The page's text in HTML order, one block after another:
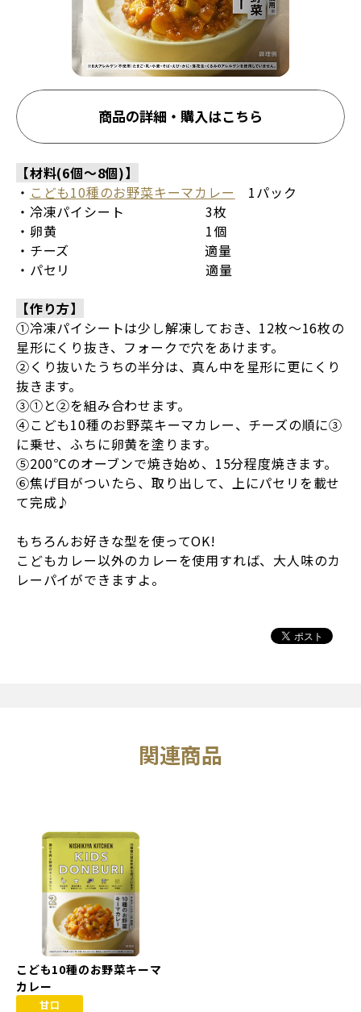
商品の詳細・購入はこちら
【材料(6個～8個)】
・ こども10種のお野菜キーマカレー
1パック
・冷凍パイシート 3枚
・卵黄 1個
・チーズ 適量
・パセリ 適量
【作り方】
①冷凍パイシートは少し解凍しておき、12枚～16枚の
星形にくり抜き、フォークで穴をあけます。
②くり抜いたうちの半分は、真ん中を星形に更にくり
抜きます。
③①と②を組み合わせます。
④こども10種のお野菜キーマカレー、チーズの順に③
に乗せ、ふちに卵黄を塗ります。
⑤200℃のオーブンで焼き始め、15分程度焼きます。
⑥焦げ目がついたら、取り出して、上にパセリを載せ
て完成♪
もちろんお好きな型を使ってOK!
こどもカレー以外のカレーを使用すれば、大人味のカ
レーパイができますよ。
関連商品
こども10種のお野菜キーマ
カレー
甘口